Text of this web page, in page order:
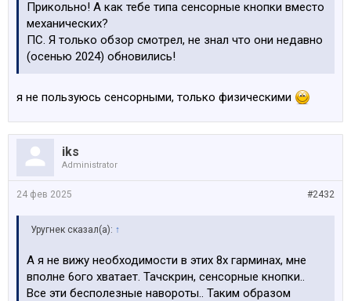
Прикольно! А как тебе типа сенсорные кнопки вместо
механических?
ПС. Я только обзор смотрел, не знал что они недавно
(осенью 2024) обновились!
я не пользуюсь сенсорными, только физическими
iks
Administrator
#2432
24 фев 2025
Уругнек сказал(а): ↑
А я не вижу необходимости в этих 8х гарминах, мне
вполне 6ого хватает. Тачскрин, сенсорные кнопки..
Все эти бесполезные навороты.. Таким образом